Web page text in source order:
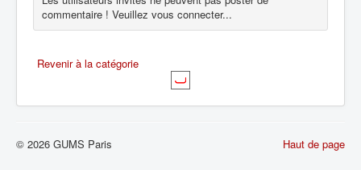
commentaire ! Veuillez vous connecter...
Revenir à la catégorie
Haut de page
© 2026 GUMS Paris